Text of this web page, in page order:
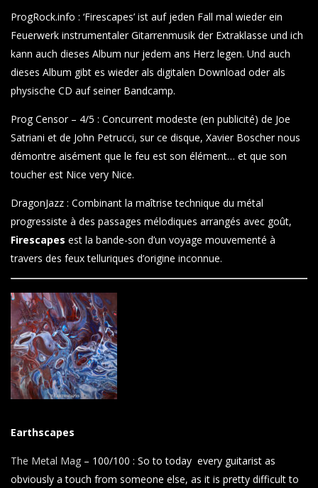
ProgRock.info : ‘Firescapes’ ist auf jeden Fall mal wieder ein
Feuerwerk instrumentaler Gitarrenmusik der Extraklasse und ich
kann auch dieses Album nur jedem ans Herz legen. Und auch
dieses Album gibt es wieder als digitalen Download oder als
physische CD auf seiner Bandcamp.
Prog Censor – 4/5 : Concurrent modeste (en publicité) de Joe
Satriani et de John Petrucci, sur ce disque, Xavier Boscher nous
démontre aisément que le feu est son élément… et que son
toucher est Nice very Nice.
DragonJazz : Combinant la maîtrise technique du métal
progressiste à des passages mélodiques arrangés avec goût,
Firescapes est la bande-son d’un voyage mouvementé à
travers des feux telluriques d’origine inconnue.
Earthscapes
The Metal Mag – 100/100 : So to today every guitarist as
obviously a touch from someone else, as it is pretty difficult to